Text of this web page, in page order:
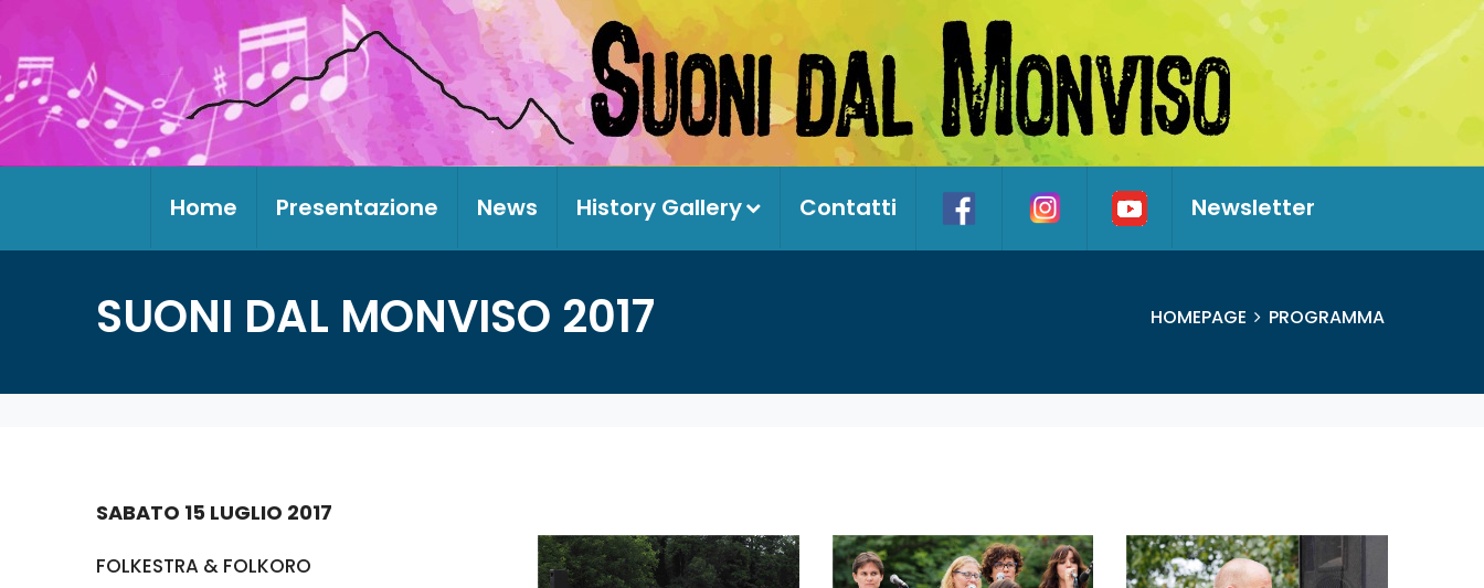
Home Presentazione News History Gallery Contatti Newsletter
SUONI DAL MONVISO 2017 HOMEPAGE PROGRAMMA
SABATO 15 LUGLIO 2017
FOLKESTRA & FOLKORO